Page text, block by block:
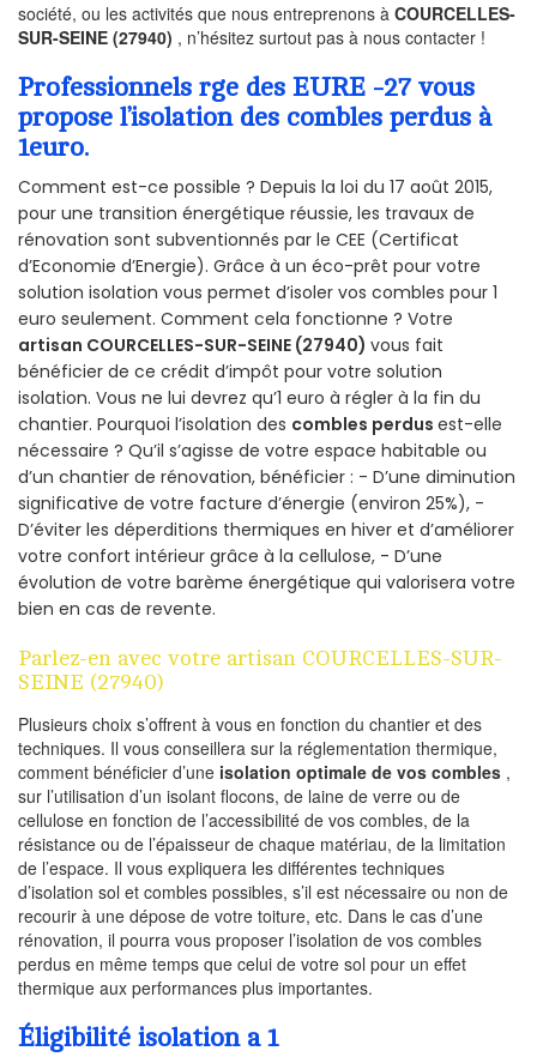
société, ou les activités que nous entreprenons à COURCELLES-
SUR-SEINE (27940) , n’hésitez surtout pas à nous contacter !
Professionnels rge des EURE -27 vous
propose l’isolation des combles perdus à
1euro.
Comment est-ce possible ? Depuis la loi du 17 août 2015,
pour une transition énergétique réussie, les travaux de
rénovation sont subventionnés par le CEE (Certificat
d’Economie d’Energie). Grâce à un éco-prêt pour votre
solution isolation vous permet d’isoler vos combles pour 1
euro seulement. Comment cela fonctionne ? Votre
artisan COURCELLES-SUR-SEINE (27940) vous fait
bénéficier de ce crédit d’impôt pour votre solution
isolation. Vous ne lui devrez qu’1 euro à régler à la fin du
chantier. Pourquoi l’isolation des combles perdus est-elle
nécessaire ? Qu’il s’agisse de votre espace habitable ou
d’un chantier de rénovation, bénéficier : - D’une diminution
significative de votre facture d’énergie (environ 25%), -
D’éviter les déperditions thermiques en hiver et d’améliorer
votre confort intérieur grâce à la cellulose, - D’une
évolution de votre barème énergétique qui valorisera votre
bien en cas de revente.
Parlez-en avec votre artisan COURCELLES-SUR-
SEINE (27940)
Plusieurs choix s’offrent à vous en fonction du chantier et des
techniques. Il vous conseillera sur la réglementation thermique,
comment bénéficier d’une isolation optimale de vos combles ,
sur l’utilisation d’un isolant flocons, de laine de verre ou de
cellulose en fonction de l’accessibilité de vos combles, de la
résistance ou de l’épaisseur de chaque matériau, de la limitation
de l’espace. Il vous expliquera les différentes techniques
d’isolation sol et combles possibles, s’il est nécessaire ou non de
recourir à une dépose de votre toiture, etc. Dans le cas d’une
rénovation, il pourra vous proposer l’isolation de vos combles
perdus en même temps que celui de votre sol pour un effet
thermique aux performances plus importantes.
Éligibilité isolation a 1